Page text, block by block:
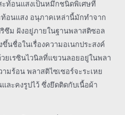
ท้อนแสงเป็นหมึกชนิดพิเศษที่
อนแสง อนุภาคเหล่านี้มักทำจาก
ซึม ฝังอยู่ภายในฐานพลาสติซอล
นชื่อในเรื่องความอเนกประสงค์
ยเรซินไวนิลที่แขวนลอยอยู่ในพลา
ามร้อน พลาสติไซเซอร์จะระเหย
ละคงรูปไว้ ซึ่งยึดติดกับเนื้อผ้า